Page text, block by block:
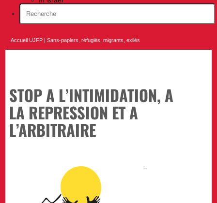
Accueil UJFP |Sans-papiers, réfugiés, migrants, exilés
STOP A L’INTIMIDATION, A
LA REPRESSION ET A
L’ARBITRAIRE